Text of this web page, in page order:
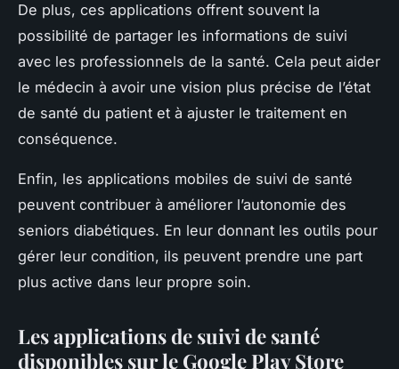
De plus, ces applications offrent souvent la
possibilité de partager les informations de suivi
avec les professionnels de la santé. Cela peut aider
le médecin à avoir une vision plus précise de l’état
de santé du patient et à ajuster le traitement en
conséquence.
Enfin, les applications mobiles de suivi de santé
peuvent contribuer à améliorer l’autonomie des
seniors diabétiques. En leur donnant les outils pour
gérer leur condition, ils peuvent prendre une part
plus active dans leur propre soin.
Les applications de suivi de santé
disponibles sur le Google Play Store